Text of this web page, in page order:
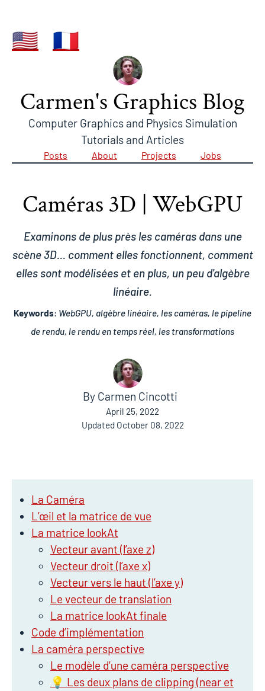
🇺🇸 🇫🇷
Carmen's Graphics Blog
Computer Graphics and Physics Simulation
Tutorials and Articles
Posts About Projects Jobs
Caméras 3D | WebGPU
Examinons de plus près les caméras dans une
scène 3D... comment elles fonctionnent, comment
elles sont modélisées et en plus, un peu d'algèbre
linéaire.
Keywords: WebGPU, algèbre linéaire, les caméras, le pipeline
de rendu, le rendu en temps réel, les transformations
By Carmen Cincotti
April 25, 2022
Updated October 08, 2022
La Caméra
L’œil et la matrice de vue
La matrice lookAt
Vecteur avant (l’axe z)
Vecteur droit (l’axe x)
Vecteur vers le haut (l’axe y)
Le vecteur de translation
La matrice lookAt finale
Code d’implémentation
La caméra perspective
Le modèle d’une caméra perspective
💡 Les deux plans de clipping (near et